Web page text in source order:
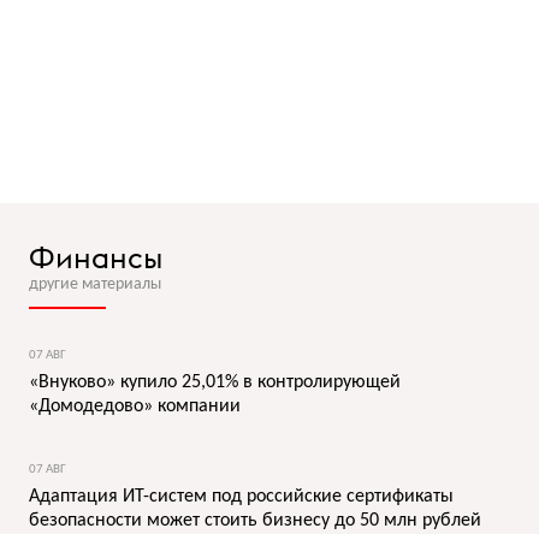
Финансы
другие материалы
07 АВГ
«Внуково» купило 25,01% в контролирующей
«Домодедово» компании
07 АВГ
Адаптация ИТ-систем под российские сертификаты
безопасности может стоить бизнесу до 50 млн рублей